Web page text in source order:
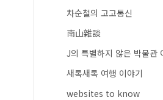
차순철의 고고통신
南山雜談
J의 특별하지 않은 박물관
새록새록 여행 이야기
websites to know